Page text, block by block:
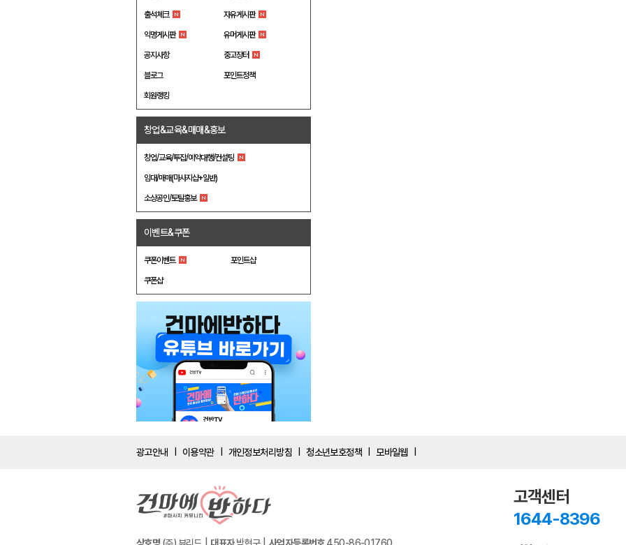
출석체크 자유게시판
익명게시판 유머게시판
공지사항 중고장터
블로그 포인트정책
회원랭킹
창업&교육&매매&홍보
창업/교육/투잡/예약대행/컨설팅
임대/매매(마사지샵+일반)
소상공인/토탈홍보
이벤트&쿠폰
쿠폰이벤트 포인트샵
쿠폰샵
광고안내 이용약관 개인정보처리방침 청소년보호정책 모바일웹
고객센터
1644-8396